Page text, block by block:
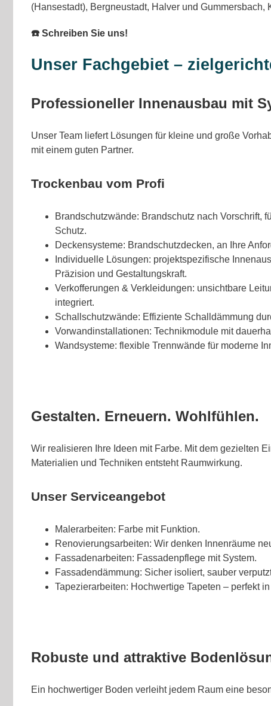
(Hansestadt), Bergneustadt, Halver und Gummersbach,
☎️ Schreiben Sie uns!
Unser Fachgebiet –
Professioneller Innenausbau mit
Unser Team liefert Lösungen für kleine und große
mit einem guten Partner.
Trockenbau vom Profi
Brandschutzwände: Brandschutz nach Vorschrift,
Schutz.
Deckensysteme: Brandschutzdecken, an Ihre
Individuelle Lösungen: projektspezifische
Präzision und Gestaltungskraft.
Verkofferungen & Verkleidungen: unsichtbare
integriert.
Schallschutzwände: Effiziente Schalldämmung
Vorwandinstallationen: Technikmodule mit
Wandsysteme: flexible Trennwände für moderne
Gestalten. Erneuern. Wohlfühlen.
Wir realisieren Ihre Ideen mit Farbe. Mit dem gezielten
Materialien und Techniken entsteht Raumwirkung.
Unser Serviceangebot
Malerarbeiten: Farbe mit Funktion.
Renovierungsarbeiten: Wir denken Innenräume
Fassadenarbeiten: Fassadenpflege mit System.
Fassadendämmung: Sicher isoliert, sauber
Tapezierarbeiten: Hochwertige Tapeten – perfekt
Robuste und attraktive
Ein hochwertiger Boden verleiht jedem Raum eine